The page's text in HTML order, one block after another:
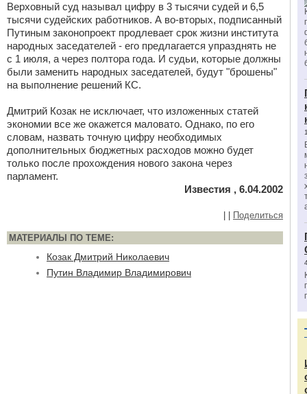
Верховный суд называл цифру в 3 тысячи судей и 6,5
тысячи судейских работников. А во-вторых, подписанный
Путиным законопроект продлевает срок жизни института
народных заседателей - его предлагается упразднять не
с 1 июля, а через полтора года. И судьи, которые должны
были заменить народных заседателей, будут "брошены"
на выполнение решений КС.
Дмитрий Козак не исключает, что изложенных статей
экономии все же окажется маловато. Однако, по его
словам, назвать точную цифру необходимых
дополнительных бюджетных расходов можно будет
только после прохождения нового закона через
парламент.
Известия , 6.04.2002
Поделиться
МАТЕРИАЛЫ ПО ТЕМЕ:
Козак Дмитрий Николаевич
Путин Владимир Владимирович